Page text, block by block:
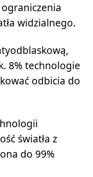
widzialnego.
8% technologie
odbicia do
światła z
do 99%